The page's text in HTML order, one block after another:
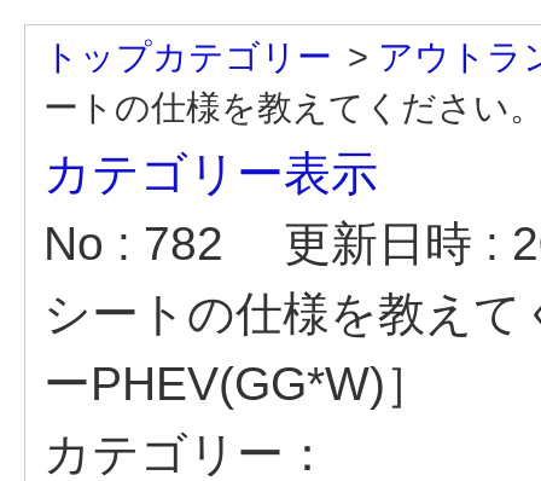
トップカテゴリー > アウトラ
ートの仕様を教えてください
カテゴリー表示
No : 782
更新日時 :
シートの仕様を教え
ーPHEV(GG*W)］
カテゴリー：